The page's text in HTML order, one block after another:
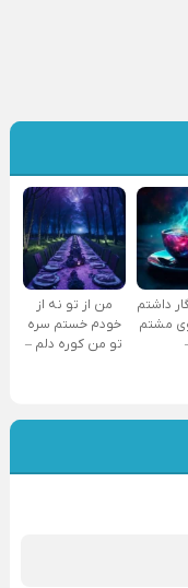
داشتم
مشتم
من از تو نه از
خودم خستم سره
تو من کوره دلم –